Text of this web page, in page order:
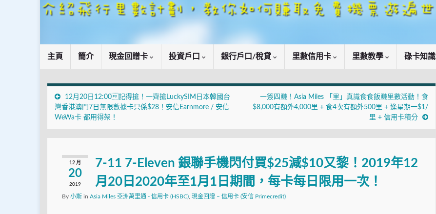
主頁 簡介 現金回贈卡 投資戶口 銀行戶口/稅貸 里數信用卡 里數教學 碌卡知識
12月20日12:00記得搶！一齊搶LuckySIM日本韓國台
灣香港澳門7日無限數據卡只係$28！安信Earnmore / 安信
WeWa卡 都用得架！
一簽四賺！Asia Miles 「里」真識食食飯賺里數活動！食
$8,000有額外4,000里 + 食4次有額外500里 + 逄星期一$1/
里 + 信用卡積分
12 月
20
2019
7-11 7-Eleven 銀聯手機閃付買$25減$10又黎！2019年12
月20日2020年至1月1日期間，每卡每日限用一次！
By 小斯 in Asia Miles 亞洲萬里通 - 信用卡 (HSBC) 現金回贈 – 信用卡 (安信 Primecredit)